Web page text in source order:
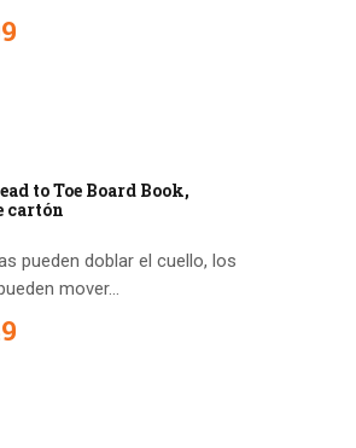
to Toe Board Book,
cartón
pueden doblar el cuello, los
mover...